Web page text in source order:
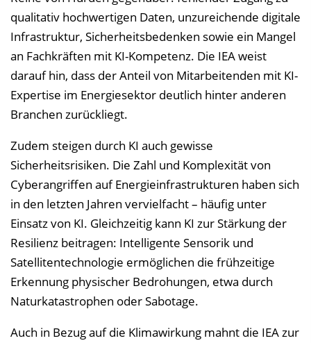
qualitativ hochwertigen Daten, unzureichende digitale
Infrastruktur, Sicherheitsbedenken sowie ein Mangel
an Fachkräften mit KI-Kompetenz. Die IEA weist
darauf hin, dass der Anteil von Mitarbeitenden mit KI-
Expertise im Energiesektor deutlich hinter anderen
Branchen zurückliegt.
Zudem steigen durch KI auch gewisse
Sicherheitsrisiken. Die Zahl und Komplexität von
Cyberangriffen auf Energieinfrastrukturen haben sich
in den letzten Jahren vervielfacht – häufig unter
Einsatz von KI. Gleichzeitig kann KI zur Stärkung der
Resilienz beitragen: Intelligente Sensorik und
Satellitentechnologie ermöglichen die frühzeitige
Erkennung physischer Bedrohungen, etwa durch
Naturkatastrophen oder Sabotage.
Auch in Bezug auf die Klimawirkung mahnt die IEA zur